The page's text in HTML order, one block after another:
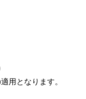
用となります。